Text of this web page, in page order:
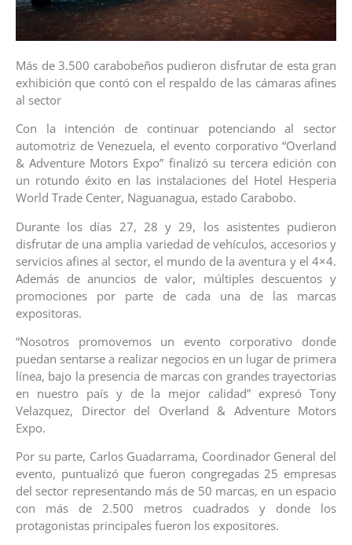
Más de 3.500 carabobeños pudieron disfrutar de esta gran
exhibición que contó con el respaldo de las cámaras afines
al sector
Con la intención de continuar potenciando al sector
automotriz de Venezuela, el evento corporativo “Overland
& Adventure Motors Expo” finalizó su tercera edición con
un rotundo éxito en las instalaciones del Hotel Hesperia
World Trade Center, Naguanagua, estado Carabobo.
Durante los días 27, 28 y 29, los asistentes pudieron
disfrutar de una amplia variedad de vehículos, accesorios y
servicios afines al sector, el mundo de la aventura y el 4×4.
Además de anuncios de valor, múltiples descuentos y
promociones por parte de cada una de las marcas
expositoras.
“Nosotros promovemos un evento corporativo donde
puedan sentarse a realizar negocios en un lugar de primera
línea, bajo la presencia de marcas con grandes trayectorias
en nuestro país y de la mejor calidad” expresó Tony
Velazquez, Director del Overland & Adventure Motors
Expo.
Por su parte, Carlos Guadarrama, Coordinador General del
evento, puntualizó que fueron congregadas 25 empresas
del sector representando más de 50 marcas, en un espacio
con más de 2.500 metros cuadrados y donde los
protagonistas principales fueron los expositores.